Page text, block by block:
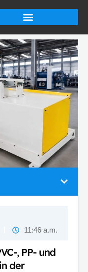
11:46 a.m.
, PP- und
der